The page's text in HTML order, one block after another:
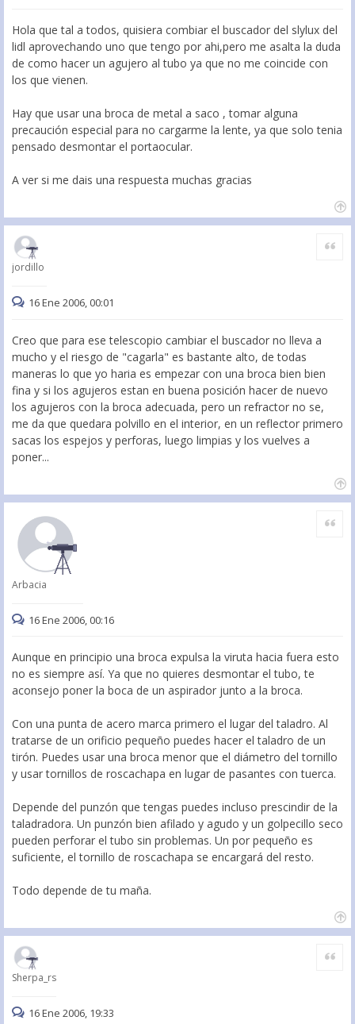
Hola que tal a todos, quisiera combiar el buscador del slylux del
lidl aprovechando uno que tengo por ahi,pero me asalta la duda
de como hacer un agujero al tubo ya que no me coincide con
los que vienen.
Hay que usar una broca de metal a saco , tomar alguna
precaución especial para no cargarme la lente, ya que solo tenia
pensado desmontar el portaocular.
A ver si me dais una respuesta muchas gracias
jordillo
Citar
16 Ene 2006, 00:01
Creo que para ese telescopio cambiar el buscador no lleva a
mucho y el riesgo de "cagarla" es bastante alto, de todas
maneras lo que yo haria es empezar con una broca bien bien
fina y si los agujeros estan en buena posición hacer de nuevo
los agujeros con la broca adecuada, pero un refractor no se,
me da que quedara polvillo en el interior, en un reflector primero
sacas los espejos y perforas, luego limpias y los vuelves a
poner...
Arbacia
Citar
16 Ene 2006, 00:16
Aunque en principio una broca expulsa la viruta hacia fuera esto
no es siempre así. Ya que no quieres desmontar el tubo, te
aconsejo poner la boca de un aspirador junto a la broca.
Con una punta de acero marca primero el lugar del taladro. Al
tratarse de un orificio pequeño puedes hacer el taladro de un
tirón. Puedes usar una broca menor que el diámetro del tornillo
y usar tornillos de roscachapa en lugar de pasantes con tuerca.
Depende del punzón que tengas puedes incluso prescindir de la
taladradora. Un punzón bien afilado y agudo y un golpecillo seco
pueden perforar el tubo sin problemas. Un por pequeño es
suficiente, el tornillo de roscachapa se encargará del resto.
Todo depende de tu maña.
Sherpa_rs
Citar
16 Ene 2006, 19:33